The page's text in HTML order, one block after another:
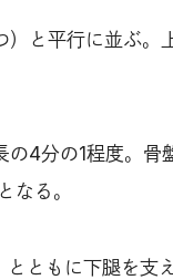
）と平行に並ぶ。
の4分の1程度。骨
なる。
ともに下腿を支